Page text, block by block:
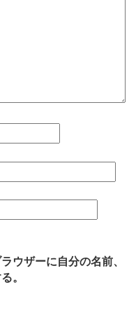
ウザーに自分の名前、
。